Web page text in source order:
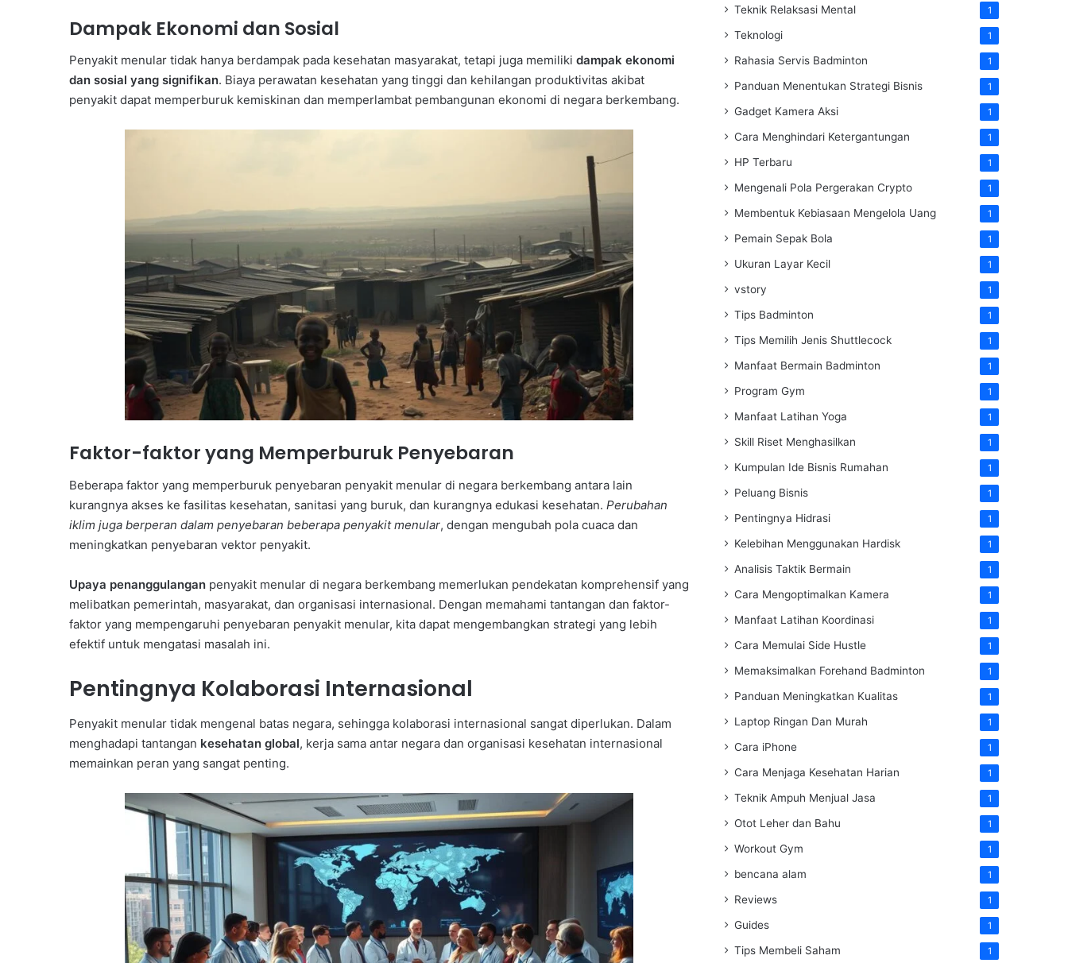
Dampak Ekonomi dan Sosial
Penyakit menular tidak hanya berdampak pada kesehatan masyarakat, tetapi juga memiliki dampak ekonomi
dan sosial yang signifikan. Biaya perawatan kesehatan yang tinggi dan kehilangan produktivitas akibat
penyakit dapat memperburuk kemiskinan dan memperlambat pembangunan ekonomi di negara berkembang.
Faktor-faktor yang Memperburuk Penyebaran
Beberapa faktor yang memperburuk penyebaran penyakit menular di negara berkembang antara lain
kurangnya akses ke fasilitas kesehatan, sanitasi yang buruk, dan kurangnya edukasi kesehatan. Perubahan
iklim juga berperan dalam penyebaran beberapa penyakit menular, dengan mengubah pola cuaca dan
meningkatkan penyebaran vektor penyakit.
Upaya penanggulangan penyakit menular di negara berkembang memerlukan pendekatan komprehensif yang
melibatkan pemerintah, masyarakat, dan organisasi internasional. Dengan memahami tantangan dan faktor-
faktor yang mempengaruhi penyebaran penyakit menular, kita dapat mengembangkan strategi yang lebih
efektif untuk mengatasi masalah ini.
Pentingnya Kolaborasi Internasional
Penyakit menular tidak mengenal batas negara, sehingga kolaborasi internasional sangat diperlukan. Dalam
menghadapi tantangan kesehatan global, kerja sama antar negara dan organisasi kesehatan internasional
memainkan peran yang sangat penting.
Teknik Relaksasi Mental 1
Teknologi 1
Rahasia Servis Badminton 1
Panduan Menentukan Strategi Bisnis 1
Gadget Kamera Aksi 1
Cara Menghindari Ketergantungan 1
HP Terbaru 1
Mengenali Pola Pergerakan Crypto 1
Membentuk Kebiasaan Mengelola Uang 1
Pemain Sepak Bola 1
Ukuran Layar Kecil 1
vstory 1
Tips Badminton 1
Tips Memilih Jenis Shuttlecock 1
Manfaat Bermain Badminton 1
Program Gym 1
Manfaat Latihan Yoga 1
Skill Riset Menghasilkan 1
Kumpulan Ide Bisnis Rumahan 1
Peluang Bisnis 1
Pentingnya Hidrasi 1
Kelebihan Menggunakan Hardisk 1
Analisis Taktik Bermain 1
Cara Mengoptimalkan Kamera 1
Manfaat Latihan Koordinasi 1
Cara Memulai Side Hustle 1
Memaksimalkan Forehand Badminton 1
Panduan Meningkatkan Kualitas 1
Laptop Ringan Dan Murah 1
Cara iPhone 1
Cara Menjaga Kesehatan Harian 1
Teknik Ampuh Menjual Jasa 1
Otot Leher dan Bahu 1
Workout Gym 1
bencana alam 1
Reviews 1
Guides 1
Tips Membeli Saham 1